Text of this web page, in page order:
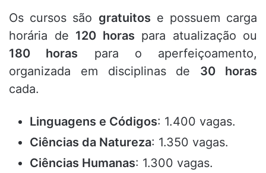
Os cursos são gratuitos e possuem carga
horária de 120 horas para atualização ou
180 horas para o aperfeiçoamento,
organizada em disciplinas de 30 horas
cada.
Linguagens e Códigos: 1.400 vagas.
Ciências da Natureza: 1.350 vagas.
Ciências Humanas: 1.300 vagas.